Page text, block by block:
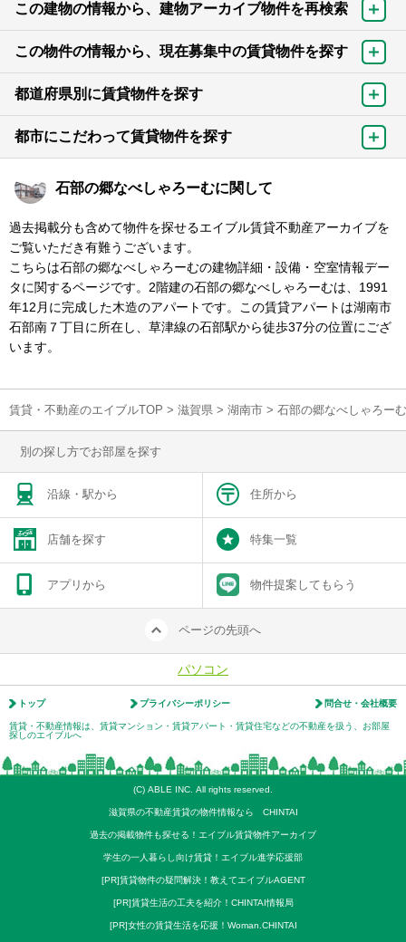
この建物の情報から、建物アーカイブ物件を再検索
この物件の情報から、現在募集中の賃貸物件を探す
都道府県別に賃貸物件を探す
都市にこだわって賃貸物件を探す
石部の郷なべしゃろーむに関して
過去掲載分も含めて物件を探せるエイブル賃貸不動産アーカイブを
ご覧いただき有難うございます。
こちらは石部の郷なべしゃろーむの建物詳細・設備・空室情報デー
タに関するページです。2階建の石部の郷なべしゃろーむは、1991
年12月に完成した木造のアパートです。この賃貸アパートは湖南市
石部南７丁目に所在し、草津線の石部駅から徒歩37分の位置にござ
います。
賃貸・不動産のエイブルTOP > 滋賀県 > 湖南市 > 石部の郷なべしゃろー
別の探し方でお部屋を探す
沿線・駅から 住所から
店舗を探す 特集一覧
アプリから 物件提案してもらう
ページの先頭へ
パソコン
トップ プライバシーポリシー 問合せ・会社概要
賃貸・不動産情報は、賃貸マンション・賃貸アパート・賃貸住宅などの不動産を扱う、お部屋
探しのエイブルへ
(C) ABLE INC. All rights reserved.
滋賀県の不動産賃貸の物件情報なら CHINTAI
過去の掲載物件も探せる！エイブル賃貸物件アーカイブ
学生の一人暮らし向け賃貸！エイブル進学応援部
[PR]賃貸物件の疑問解決！教えてエイブルAGENT
[PR]賃貸生活の工夫を紹介！CHINTAI情報局
[PR]女性の賃貸生活を応援！Woman.CHINTAI